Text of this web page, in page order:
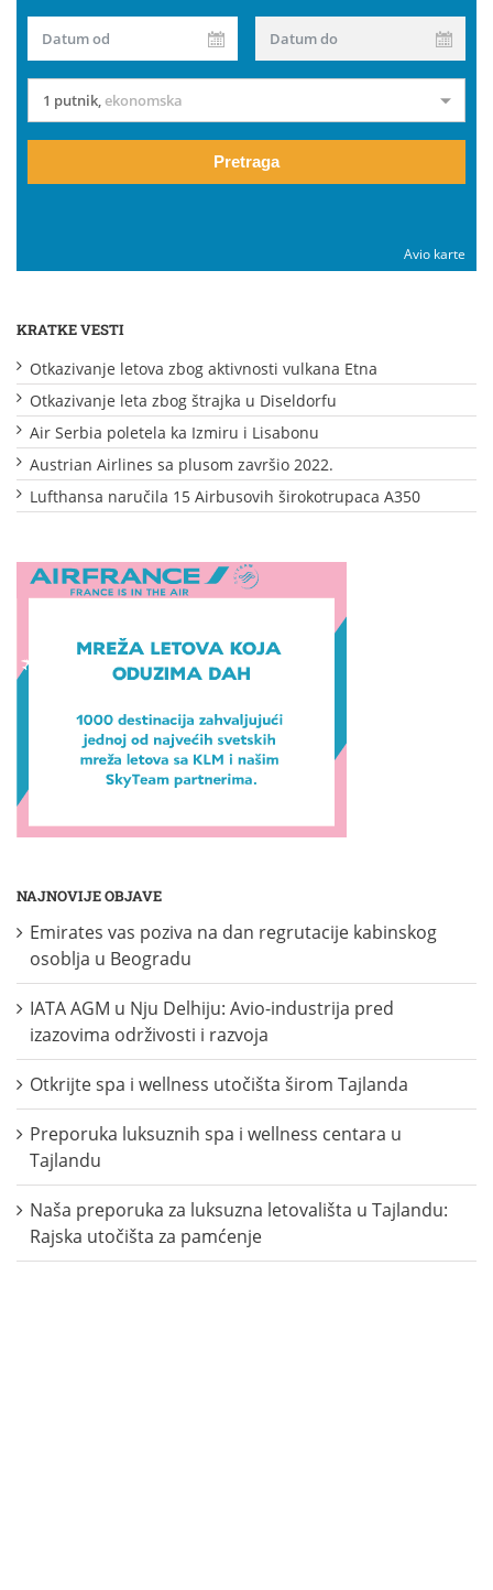
Datum od Datum do
1 putnik,ekonomska
Pretraga
Avio karte
KRATKE VESTI
Otkazivanje letova zbog aktivnosti vulkana Etna
Otkazivanje leta zbog štrajka u Diseldorfu
Air Serbia poletela ka Izmiru i Lisabonu
Austrian Airlines sa plusom završio 2022.
Lufthansa naručila 15 Airbusovih širokotrupaca A350
NAJNOVIJE OBJAVE
Emirates vas poziva na dan regrutacije kabinskog
osoblja u Beogradu
IATA AGM u Nju Delhiju: Avio-industrija pred
izazovima održivosti i razvoja
Otkrijte spa i wellness utočišta širom Tajlanda
Preporuka luksuznih spa i wellness centara u
Tajlandu
Naša preporuka za luksuzna letovališta u Tajlandu:
Rajska utočišta za pamćenje